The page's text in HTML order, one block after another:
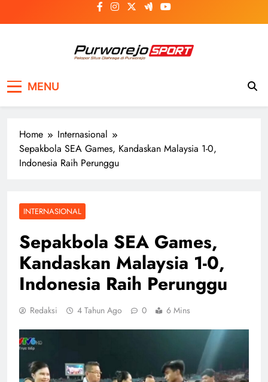
to
MENU
Home
Internasional
Sepakbola SEA Games, Kandaskan Malaysia 1-0,
Indonesia Raih Perunggu
INTERNASIONAL
Sepakbola SEA Games,
Kandaskan Malaysia 1-0,
Indonesia Raih Perunggu
Redaksi 4 Tahun Ago 0 6 Mins